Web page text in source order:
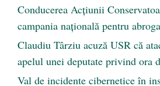
Conducerea Acțiunii
campania națională pentru
Claudiu Târziu acuză USR că
apelul unei deputate privind ora
Val de incidente cibernetice în